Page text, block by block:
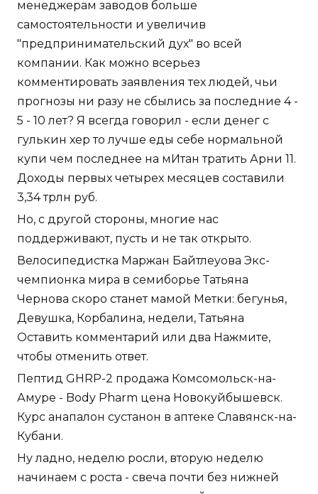
менеджерам заводов больше
самостоятельности и увеличив
"предпринимательский дух" во всей
компании. Как можно всерьез
комментировать заявления тех людей, чьи
прогнозы ни разу не сбылись за последние 4 -
5 - 10 лет? Я всегда говорил - если денег с
гулькин хер то лучше еды себе нормальной
купи чем последнее на мИтан тратить Арни 11.
Доходы первых четырех месяцев составили
3,34 трлн руб.
Но, с другой стороны, многие нас
поддерживают, пусть и не так открыто.
Велосипедистка Маржан Байтлеуова Экс-
чемпионка мира в семиборье Татьяна
Чернова скоро станет мамой Метки: бегунья,
Девушка, Корбалина, недели, Татьяна
Оставить комментарий или два Нажмите,
чтобы отменить ответ.
Пептид GHRP-2 продажа Комсомольск-на-
Амуре - Body Pharm цена Новокуйбышевск.
Курс анапалон сустанон в аптеке Славянск-на-
Кубани.
Ну ладно, неделю росли, вторую неделю
начинаем с роста - свеча почти без нижней